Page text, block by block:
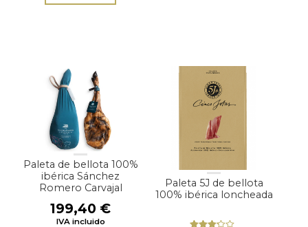
Paleta de bellota 100%
ibérica Sánchez
Romero Carvajal
199,40 €
IVA incluido
Paleta 5J de bellota
100% ibérica loncheada